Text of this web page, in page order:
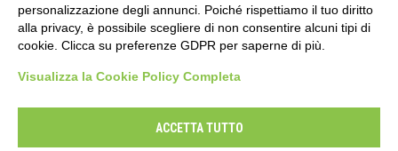
Traslochi Ufficio
I nostri progetti
Sostenibilità
personalizzazione degli annunci. Poiché rispettiamo il tuo diritto
alla privacy, è possibile scegliere di non consentire alcuni tipi di
cookie. Clicca su preferenze GDPR per saperne di più.
Visualizza la Cookie Policy Completa
ACCETTA TUTTO